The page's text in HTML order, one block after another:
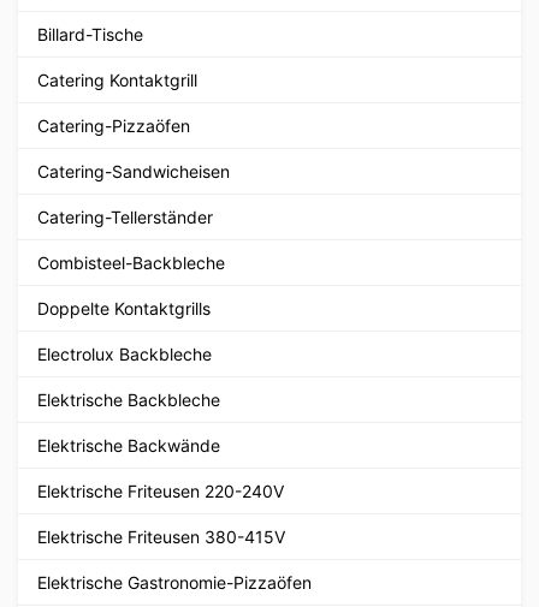
Billard-Tische
Catering Kontaktgrill
Catering-Pizzaöfen
Catering-Sandwicheisen
Catering-Tellerständer
Combisteel-Backbleche
Doppelte Kontaktgrills
Electrolux Backbleche
Elektrische Backbleche
Elektrische Backwände
Elektrische Friteusen 220-240V
Elektrische Friteusen 380-415V
Elektrische Gastronomie-Pizzaöfen